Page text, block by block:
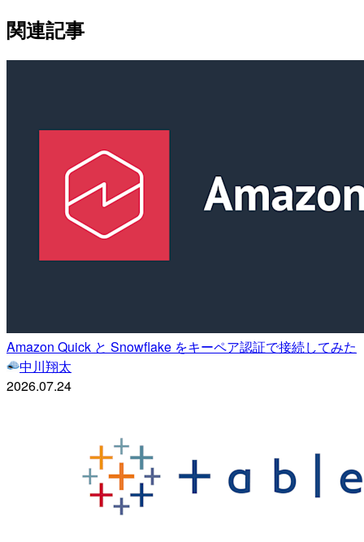
関連記事
Amazon Quick と Snowflake をキーペア認証で接続してみた
中川翔太
2026.07.24